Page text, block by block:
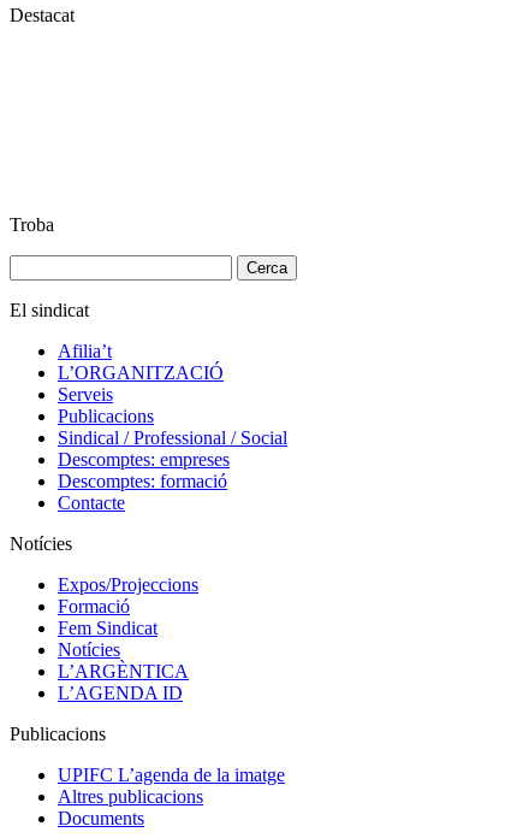
Destacat
Troba
El sindicat
Afilia’t
L’ORGANITZACIÓ
Serveis
Publicacions
Sindical / Professional / Social
Descomptes: empreses
Descomptes: formació
Contacte
Notícies
Expos/Projeccions
Formació
Fem Sindicat
Notícies
L’ARGÈNTICA
L’AGENDA ID
Publicacions
UPIFC L’agenda de la imatge
Altres publicacions
Documents